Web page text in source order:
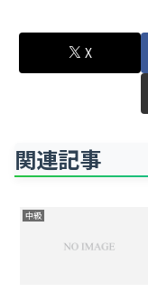
X
関連記事
中級